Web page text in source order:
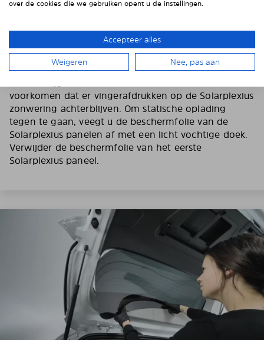
3. VERWIJDER DE BESCHERMFOLIE
voorkomen dat er vingerafdrukken op de Solarplexius
zonwering achterblijven. Om statische oplading
tegen te gaan, veegt u de beschermfolie van de
Solarplexius panelen af met een licht vochtige doek.
Verwijder de beschermfolie van het eerste
Solarplexius paneel.
over de cookies die we gebruiken opent u de instellingen.
Accepteer alles
Weigeren Nee, pas aan